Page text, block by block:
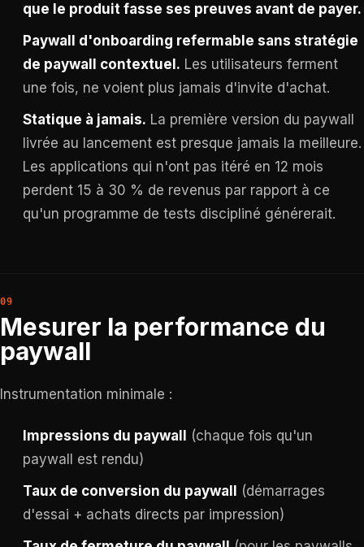
que le produit fasse ses preuves avant de payer.
Paywall d'onboarding refermable sans stratégie
de paywall contextuel. Les utilisateurs ferment
une fois, ne voient plus jamais d'invite d'achat.
Statique à jamais. La première version du paywall
livrée au lancement est presque jamais la meilleure.
Les applications qui n'ont pas itéré en 12 mois
perdent 15 à 30 % de revenus par rapport à ce
qu'un programme de tests discipliné générerait.
Mesurer la performance du
paywall
Instrumentation minimale :
Impressions du paywall
(chaque fois qu'un
paywall est rendu)
Taux de conversion du paywall
(démarrages
d'essai + achats directs par impression)